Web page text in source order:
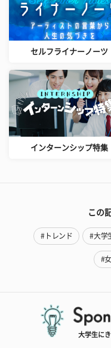
セルフライナーノーツ
インターンシップ特集
この
#トレンド #大学
#
大学生に